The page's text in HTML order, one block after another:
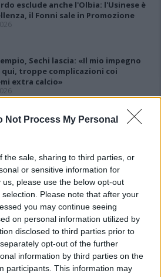
Not Process My Personal
the sale, sharing to third parties, or
or sensitive information for
please use the below opt-out
Please note that after your
you may continue seeing
on personal information utilized by
disclosed to third parties prior to
opt-out of the further
information by third parties on the
participants. This information may
esclude anche l'Olbia: l'Usinese è
il Fonni sale in Promozione
Sechi lascia: «Il mio impegno
qui, troppe complicazioni coi
extra calcio»
si rinforza con Papa Seck e
al Bonorva il difensore Balbo
Tortolì: arriva il centrocampista
Bruno Conti
torna in Eccellenza,
va in Promozione, Golfo
La Salle salgono in Prima